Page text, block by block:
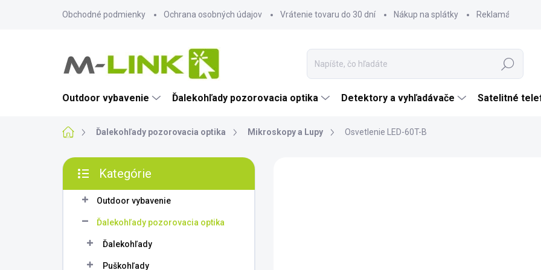
Obchodné podmienky Ochrana osobných údajov Vrátenie tovaru do 30 dní Nákup na splátky Reklamácia
Hľadať
Outdoor vybavenie Ďalekohľady pozorovacia optika Detektory a vyhľadávače Satelitné
DomovĎalekohľady pozorovacia optika Mikroskopy a Lupy Osvetlenie LED-60T-B
B
č
kategórie
Kategórie
Outdoor vybavenie
Ďalekohľady pozorovacia optika
Ďalekohľady
Puškohľady